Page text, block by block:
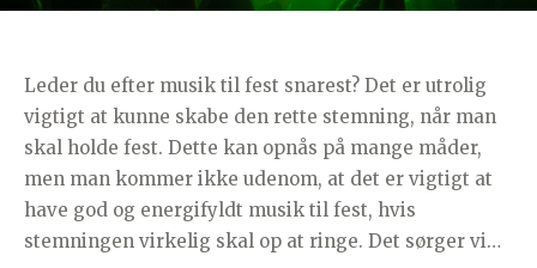
Leder du efter musik til fest snarest? Det er utrolig
vigtigt at kunne skabe den rette stemning, når man
skal holde fest. Dette kan opnås på mange måder,
men man kommer ikke udenom, at det er vigtigt at
have god og energifyldt musik til fest, hvis
stemningen virkelig skal op at ringe. Det sørger vi…